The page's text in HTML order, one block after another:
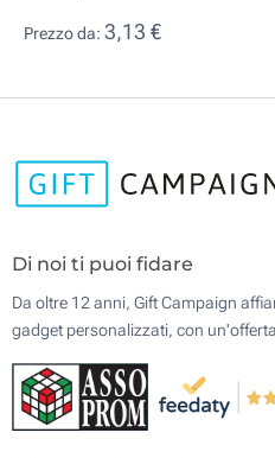
Prezzo da: 3,13 €
Di noi ti puoi fidare
Da oltre 12 anni, Gift Campaign
gadget personalizzati, con